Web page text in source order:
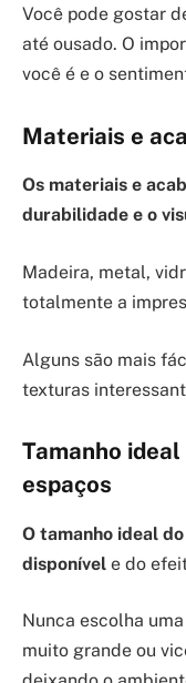
Você pode gostar
até ousado. O
você é e o
Materiais e
Os materiais e
durabilidade e o
Madeira, metal,
totalmente a
Alguns são mais
texturas
Tamanho
espaços
O tamanho ideal
disponível e do
Nunca escolha
muito grande ou